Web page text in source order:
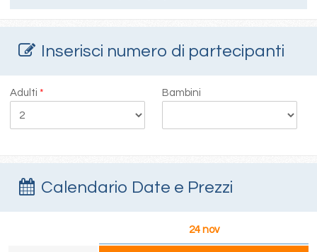
Inserisci numero di partecipanti
Adulti* Bambini
Calendario Date e Prezzi
24 nov